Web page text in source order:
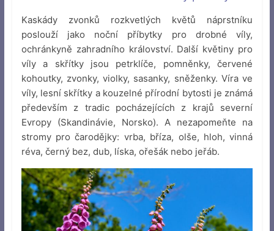
Kaskády zvonků rozkvetlých květů náprstníku
poslouží jako noční příbytky pro drobné víly,
ochránkyně zahradního království. Další květiny pro
víly a skřítky jsou petrklíče, pomněnky, červené
kohoutky, zvonky, violky, sasanky, sněženky. Víra ve
víly, lesní skřítky a kouzelné přírodní bytosti je známá
především z tradic pocházejících z krajů severní
Evropy (Skandinávie, Norsko). A nezapomeňte na
stromy pro čarodějky: vrba, bříza, olše, hloh, vinná
réva, černý bez, dub, líska, ořešák nebo jeřáb.